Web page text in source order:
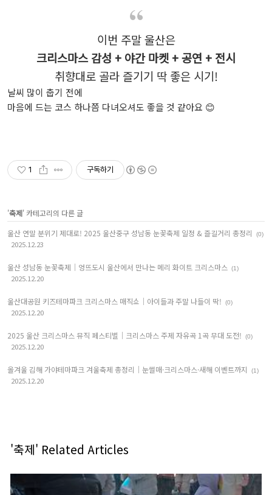
이번 주말 울산은
크리스마스 감성 + 야간 마켓 + 공연 + 전시
취향대로 골라 즐기기 딱 좋은 시기!
날씨 많이 춥기 전에
마음에 드는 코스 하나쯤 다녀오셔도 좋을 것 같아요 😊
1 구독하기
'축제' 카테고리의 다른 글
울산 연말 분위기 제대로! 2025 울산중구 성남동 눈꽃축제 일정 & 즐길거리 총정리
(0)
2025.12.23
울산 성남동 눈꽃축제｜엉뜨도시 울산에서 만나는 메리 화이트 크리스마스 (1)
2025.12.20
울산대공원 키즈테마파크 크리스마스 매직쇼｜아이들과 주말 나들이 딱! (0)
2025.12.20
2025 울산 크리스마스 뮤직 페스티벌｜크리스마스 주제 자유곡 1곡 무대 도전! (0)
2025.12.20
올겨울 김해 가야테마파크 겨울축제 총정리｜눈썰매·크리스마스·새해 이벤트까지 (1)
2025.12.20
'축제' Related Articles